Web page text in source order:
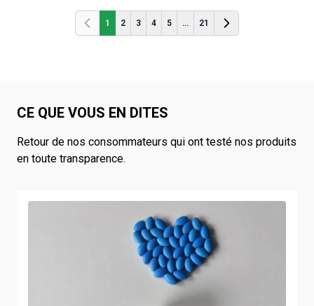
Précédent
1 2 3 4 5 ... 21
Précédent
CE QUE VOUS EN DITES
Retour de nos consommateurs qui ont testé nos produits
en toute transparence.